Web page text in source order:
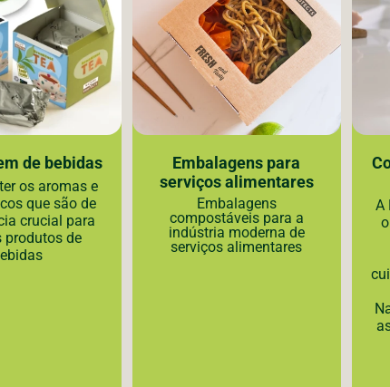
de bebidas
os aromas e
que são de
crucial para
produtos de
Embalagens para
serviços alimentares
Embalagens
compostáveis para a
indústria moderna de
serviços alimentares
A